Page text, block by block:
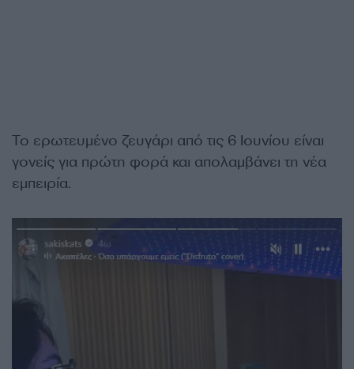
Το ερωτευμένο ζευγάρι από τις 6 Ιουνίου είναι
γονείς για πρώτη φορά και απολαμβάνει τη νέα
εμπειρία.